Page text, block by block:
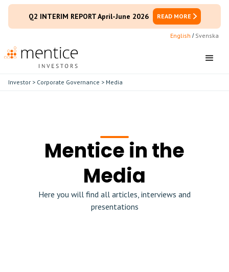
Q2 INTERIM REPORT April-June 2026 READ MORE
English / Svenska
Investor > Corporate Governance > Media
Mentice in the
Media
Here you will find all articles, interviews and
presentations